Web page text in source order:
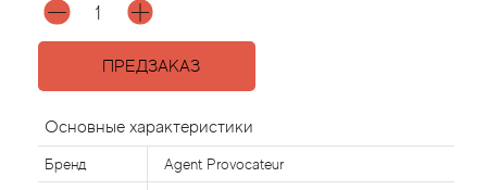
ПРЕДЗАКАЗ
Основные характеристики
Бренд Agent Provocateur
Aigner
Aj Arabia (Widian)
Ajmal
Al Haramain